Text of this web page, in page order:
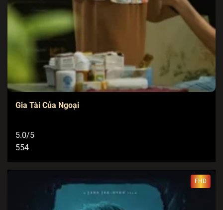
Gia Tài Của Ngoại
5.0/5
554
FHD